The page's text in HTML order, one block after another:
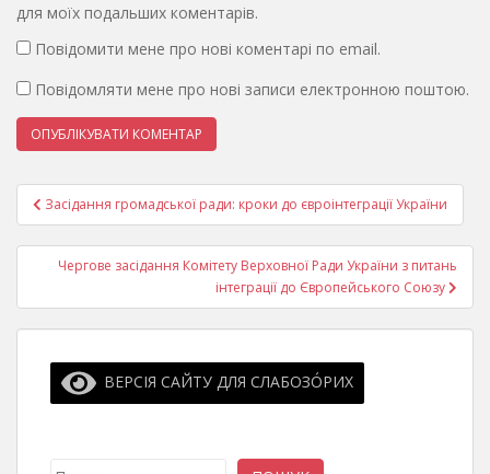
для моїх подальших коментарів.
Повідомити мене про нові коментарі по email.
Повідомляти мене про нові записи електронною поштою.
Навігація
записів
Засідання громадської ради: кроки до євроінтеграції України
Чергове засідання Комітету Верховної Ради України з питань
інтеграції до Європейського Союзу
ВЕРСІЯ САЙТУ ДЛЯ СЛАБОЗО́РИХ